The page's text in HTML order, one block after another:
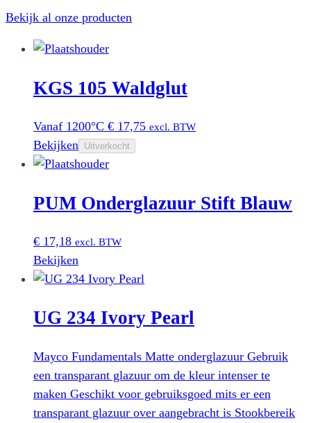
Bekijk al onze producten
KGS 105 Waldglut
Vanaf 1200°C € 17,75 excl. BTW
Bekijken Uitverkocht
PUM Onderglazuur Stift Blauw
€ 17,18 excl. BTW
Bekijken
UG 234 Ivory Pearl
Mayco Fundamentals Matte onderglazuur Gebruik
een transparant glazuur om de kleur intenser te
maken Geschikt voor gebruiksgoed mits er een
transparant glazuur over aangebracht is Stookbereik